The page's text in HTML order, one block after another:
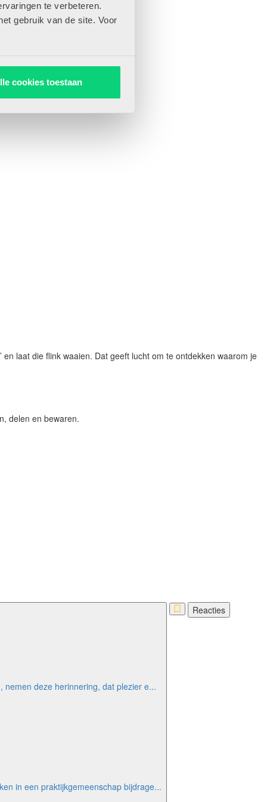
te verbeteren.
gebruik van de site. Voor
cookies toestaan
laat die flink waaien. Dat geeft lucht om te ontdekken waarom je
delen en bewaren.
deze herinnering, dat plezier e...
in een praktijkgemeenschap bijdrage...
Reacties